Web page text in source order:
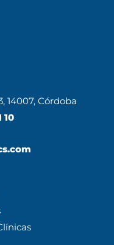
14007, Córdoba
10